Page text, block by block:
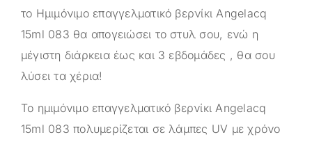
το Ημιμόνιμο επαγγελματικό βερνίκι Angelacq
15ml 083 θα απογειώσει το στυλ σου, ενώ η
μέγιστη διάρκεια έως και 3 εβδομάδες , θα σου
λύσει τα χέρια!
Το ημιμόνιμο επαγγελματικό βερνίκι Angelacq
15ml 083 πολυμερίζεται σε λάμπες UV με χρόνο